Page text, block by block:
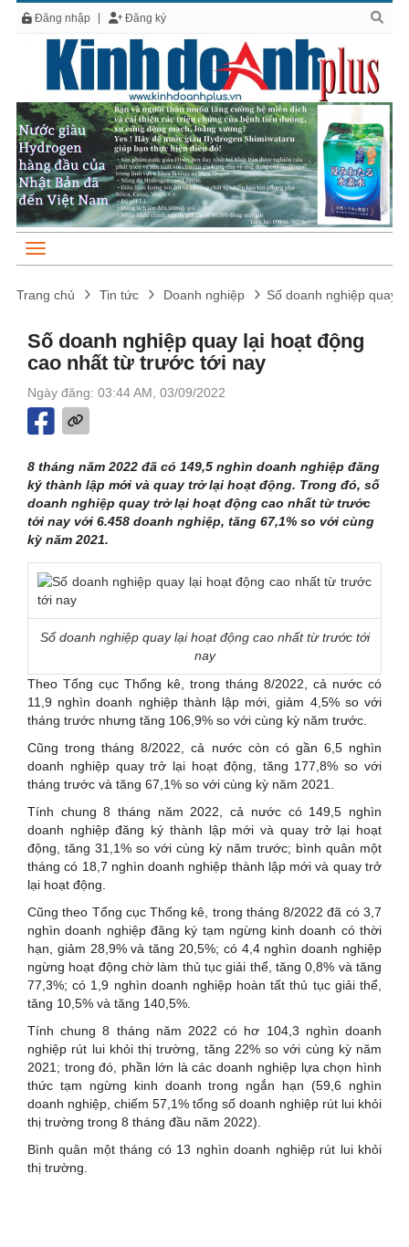
Đăng nhập Đăng ký
Trang chủ Tin tức Doanh nghiệp Số doanh nghiệp quay
Số doanh nghiệp quay lại hoạt động
cao nhất từ trước tới nay
Ngày đăng: 03:44 AM, 03/09/2022
8 tháng năm 2022 đã có 149,5 nghìn doanh nghiệp đăng
ký thành lập mới và quay trở lại hoạt động. Trong đó, số
doanh nghiệp quay trở lại hoạt động cao nhất từ trước
tới nay với 6.458 doanh nghiệp, tăng 67,1% so với cùng
kỳ năm 2021.
Số doanh nghiệp quay lại hoạt động cao nhất từ trước tới
nay
Theo Tổng cục Thống kê, trong tháng 8/2022, cả nước có
11,9 nghìn doanh nghiệp thành lập mới, giảm 4,5% so với
tháng trước nhưng tăng 106,9% so với cùng kỳ năm trước.
Cũng trong tháng 8/2022, cả nước còn có gần 6,5 nghìn
doanh nghiệp quay trở lại hoạt động, tăng 177,8% so với
tháng trước và tăng 67,1% so với cùng kỳ năm 2021.
Tính chung 8 tháng năm 2022, cả nước có 149,5 nghìn
doanh nghiệp đăng ký thành lập mới và quay trở lại hoạt
động, tăng 31,1% so với cùng kỳ năm trước; bình quân một
tháng có 18,7 nghìn doanh nghiệp thành lập mới và quay trở
lại hoạt động.
Cũng theo Tổng cục Thống kê, trong tháng 8/2022 đã có 3,7
nghìn doanh nghiệp đăng ký tạm ngừng kinh doanh có thời
hạn, giảm 28,9% và tăng 20,5%; có 4,4 nghìn doanh nghiệp
ngừng hoạt động chờ làm thủ tục giải thể, tăng 0,8% và tăng
77,3%; có 1,9 nghìn doanh nghiệp hoàn tất thủ tục giải thể,
tăng 10,5% và tăng 140,5%.
Tính chung 8 tháng năm 2022 có hơ 104,3 nghìn doanh
nghiệp rút lui khỏi thị trường, tăng 22% so với cùng kỳ năm
2021; trong đó, phần lớn là các doanh nghiệp lựa chọn hình
thức tạm ngừng kinh doanh trong ngắn hạn (59,6 nghìn
doanh nghiệp, chiếm 57,1% tổng số doanh nghiệp rút lui khỏi
thị trường trong 8 tháng đầu năm 2022).
Bình quân một tháng có 13 nghìn doanh nghiệp rút lui khỏi
thị trường.